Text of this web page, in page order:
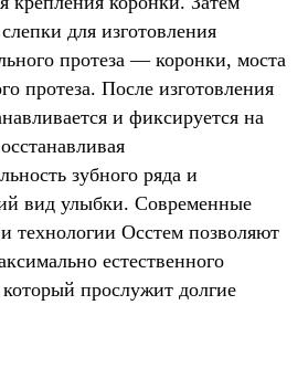
для изготовления
протеза — коронки, моста
протеза. После изготовления
и фиксируется на
зубного ряда и
вид улыбки. Современные
технологии Осстем позволяют
естественного
который прослужит долгие